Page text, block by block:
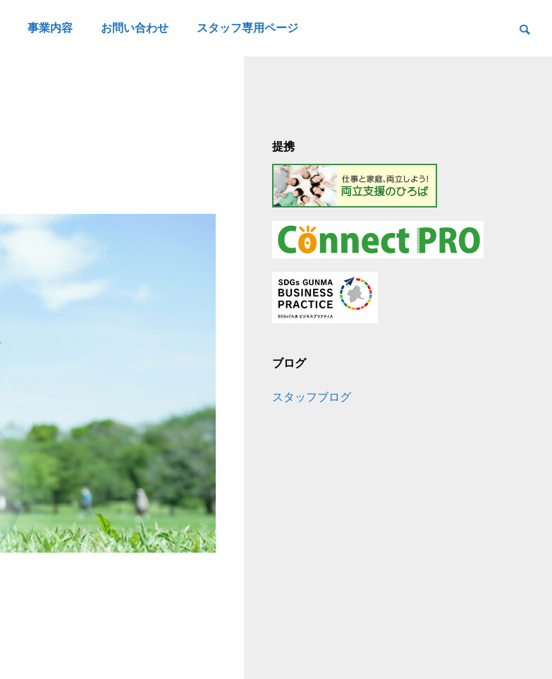
事業内容 お問い合わせ スタッフ専用ページ
提携
ブログ
スタッフブログ